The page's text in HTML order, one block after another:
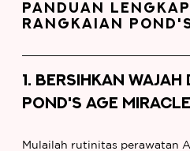
PANDUAN
RANGKAIAN
1. BERSIHKAN WAJAH
POND'S AGE
Mulailah rutinitas perawatan